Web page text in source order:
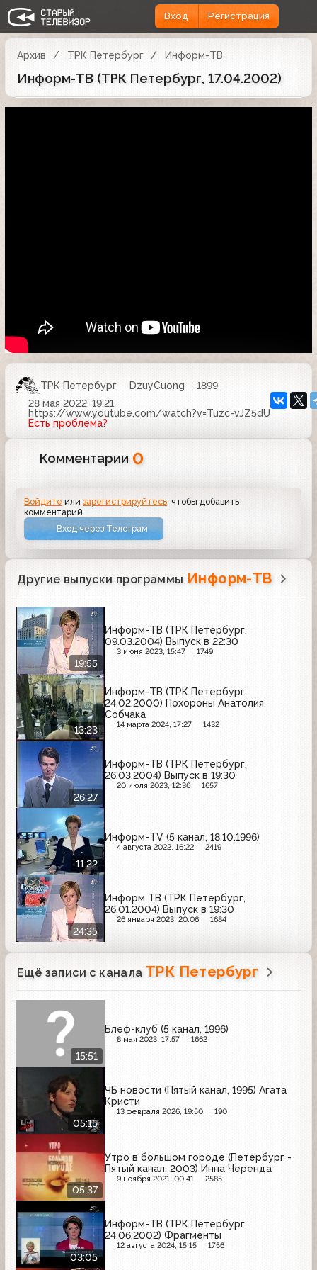
Вход Регистрация
Архив ТРК Петербург Информ-ТВ
Информ-ТВ (ТРК Петербург, 17.04.2002)
ТРК Петербург DzuyCuong
1899
28 мая 2022, 19:21
https://www.youtube.com/watch?v=Tuzc-vJZ5dU
Есть проблема?
Комментарии 0
Войдите илизарегистрируйтесь , чтобы добавить
комментарий
Вход через Телеграм
Другие выпуски программы Информ-ТВ
19:55
Информ-ТВ (ТРК Петербург,
09.03.2004) Выпуск в 22:30
3 июня 2023, 15:47 1749
13:23
Информ-ТВ (ТРК Петербург,
24.02.2000) Похороны Анатолия
Собчака
14 марта 2024, 17:27 1432
26:27
Информ-ТВ (ТРК Петербург,
26.03.2004) Выпуск в 19:30
20 июля 2023, 12:36 1657
11:22
Информ-TV (5 канал, 18.10.1996)
4 августа 2022, 16:22 2419
24:35
Информ ТВ (ТРК Петербург,
26.01.2004) Выпуск в 19:30
26 января 2023, 20:06 1684
Ещё записи с канала ТРК Петербург
15:51
Блеф-клуб (5 канал, 1996)
8 мая 2023, 17:57 1662
05:15
ЧБ новости (Пятый канал, 1995) Агата
Кристи
13 февраля 2026, 19:50 190
05:37
Утро в большом городе (Петербург -
Пятый канал, 2003) Инна Черенда
9 ноября 2021, 00:41 2585
03:05
Информ-ТВ (ТРК Петербург,
24.06.2002) Фрагменты
12 августа 2024, 15:15 1756